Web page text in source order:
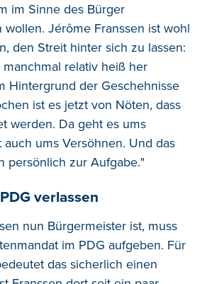
im Sinne des Bürger
wollen. Jérôme Franssen ist wohl
den Streit hinter sich zu lassen:
relativ heiß her
Hintergrund der Geschehnisse
ist es jetzt von Nöten, dass
werden. Da geht es ums
ums Versöhnen. Und das
persönlich zur Aufgabe."
verlassen
nun Bürgermeister ist, muss
im PDG aufgeben. Für
das sicherlich einen